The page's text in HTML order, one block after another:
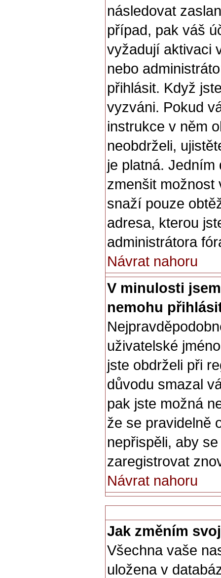
následovat
případ, pak váš
vyžadují aktivaci
nebo
přihlásit. Když
vyzváni. Pokud
instrukce v něm
neobdrželi,
je platná.
zmenšit
snaží pouze
adresa, kterou
administrátora
Návrat nahoru
V minulosti
nemohu
uživatelské
jste obdrželi při
důvodu smazal
pak jste možná
že se pravidelně
nepřispěli, aby
zaregistrovat
Návrat nahoru
Jak změním
Všechna vaše
uložena v